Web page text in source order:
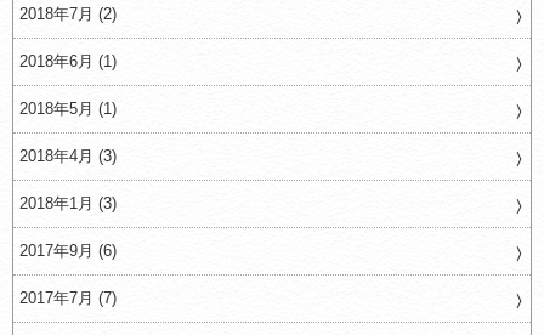
2018年7月 (2)
2018年6月 (1)
2018年5月 (1)
2018年4月 (3)
2018年1月 (3)
2017年9月 (6)
2017年7月 (7)